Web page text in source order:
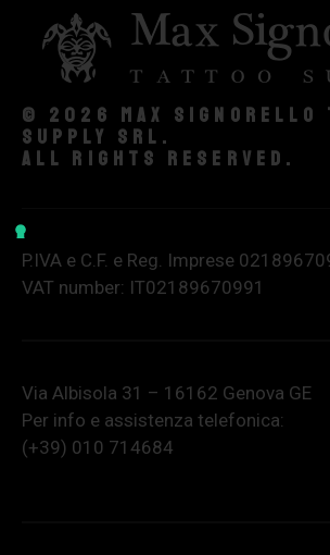
© 2026 Max Signorello
supply srl.
All rights reserved.
P.IVA e C.F. e Reg. Imprese
VAT number: IT02189670991
Via Albisola 31 – 16162 Genova GE
Per info e assistenza telefonica:
(+39) 010 714684